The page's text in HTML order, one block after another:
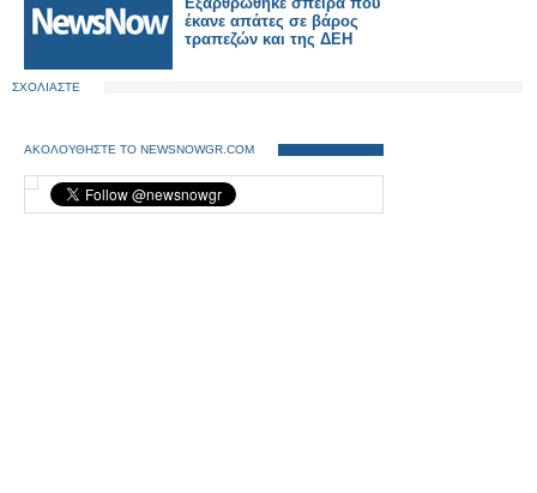
έκανε απάτες σε βάρος
τραπεζών και της ΔΕΗ
ΣΧΟΛΙΑΣΤΕ
ΑΚΟΛΟΥΘΗΣΤΕ ΤΟ NEWSNOWGR.COM